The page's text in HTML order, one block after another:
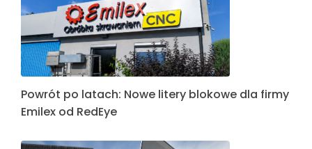
Powrót po latach: Nowe litery blokowe dla firmy
Emilex od RedEye